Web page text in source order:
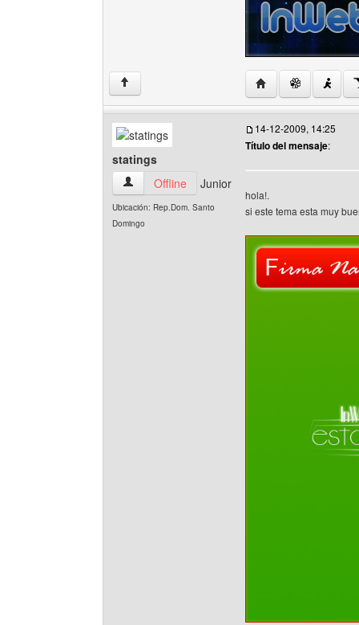
↑ Visitar sitio web del
statings
statings Ver perfil del usuario
Offline Junior
Ubicación: Rep.Dom. Santo
Domingo
14-12-2009, 14:25
Título del mensaje:
hola!.
si este tema esta muy